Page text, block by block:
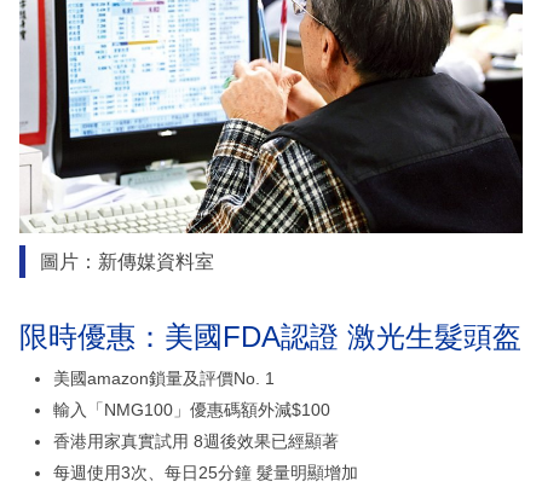
圖片：新傳媒資料室
限時優惠：美國FDA認證 激光生髮頭盔
美國amazon鎖量及評價No. 1
輸入「NMG100」優惠碼額外減$100
香港用家真實試用 8週後效果已經顯著
每週使用3次、每日25分鐘 髮量明顯增加